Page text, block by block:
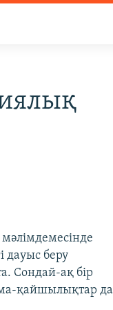
мәлімдемесінде
дауыс беру
Сондай-ақ бір
қайшылықтар да